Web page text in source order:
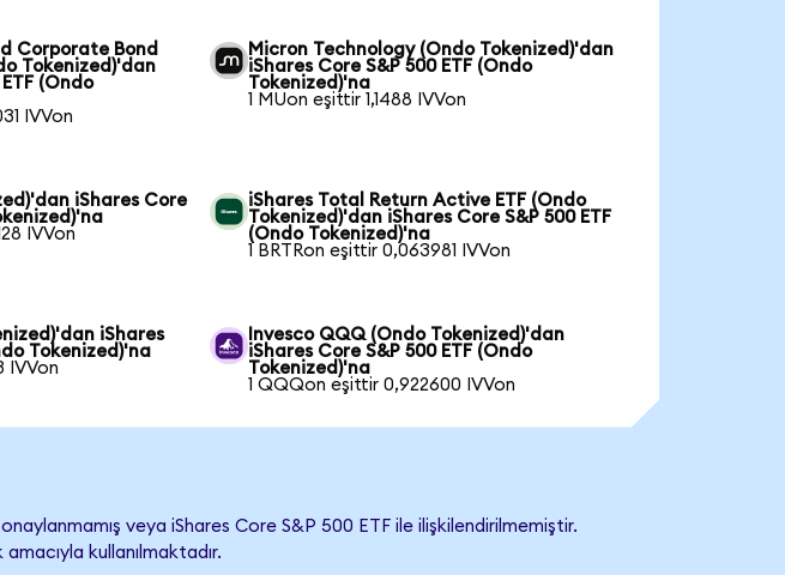
Corporate Bond
Tokenized)'dan
(Ondo
IVVon
Micron Technology (Ondo Tokenized)'dan
iShares Core S&P 500 ETF (Ondo
Tokenized)'na
1 MUon eşittir 1,1488 IVVon
iShares Core
IVVon
iShares Total Return Active ETF (Ondo
Tokenized)'dan iShares Core S&P 500 ETF
(Ondo Tokenized)'na
1 BRTRon eşittir 0,063981 IVVon
iShares
Tokenized)'na
IVVon
Invesco QQQ (Ondo Tokenized)'dan
iShares Core S&P 500 ETF (Ondo
Tokenized)'na
1 QQQon eşittir 0,922600 IVVon
veya iShares Core S&P 500 ETF ile ilişkilendirilmemiştir.
kullanılmaktadır.